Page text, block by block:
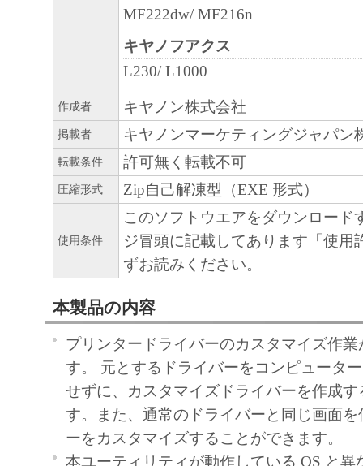
効であると決定された場合でも、その他の
効に存続するものとします。
以 上
キヤノン株式会社
No.021110
MF222dw/ MF216n
キヤノフアクス
L230/ L1000
作成者 キヤノン株式会社
掲載者 キヤノンマーケティングジャパン
転載条件 許可無く転載不可
圧縮形式 Zip自己解凍型（EXE 形式）
使用条件
このソフトウエアをダウンロード
ジ冒頭に記載してあります「使用
ずお読みください。
本製品の内容
プリンタードライバーのカスタマイズ作
す。 元とするドライバーをコンピュータ
せずに、カスタマイズドライバーを作成
す。また、通常のドライバーと同じ画面
ーをカスタマイズすることができます。
本ユーティリティが動作している OS と異